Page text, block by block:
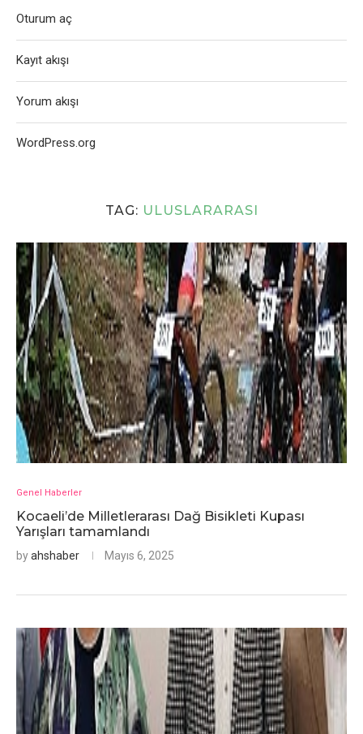
TAG: ULUSLARARASI
Genel Haberler
Kocaeli’de Milletlerarası Dağ Bisikleti Kupası
Yarışları tamamlandı
byahshaber Mayıs 6, 2025
Oturum aç
Kayıt akışı
Yorum akışı
WordPress.org